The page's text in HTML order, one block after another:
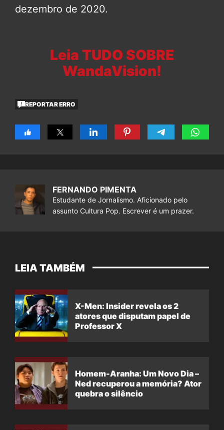
dezembro de 2020.
Leia TUDO SOBRE
WandaVision!
REPORTAR ERRO
FERNANDO PIMENTA
Estudante de Jornalismo. Aficionado pelo
assunto Cultura Pop. Escrever é um prazer.
LEIA TAMBÉM
X-Men: Insider revela os 2
atores que disputam papel de
Professor X
Homem-Aranha: Um Novo Dia –
Ned recuperou a memória? Ator
quebra o silêncio